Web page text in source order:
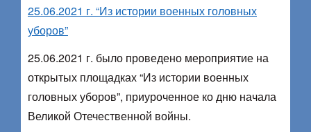
25.06.2021 г. “Из истории военных головных
уборов”
25.06.2021 г. было проведено мероприятие на
открытых площадках “Из истории военных
головных уборов”, приуроченное ко дню начала
Великой Отечественной войны.